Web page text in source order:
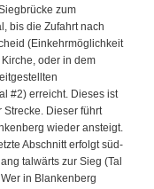
zum
bis die Zufahrt nach
(Einkehrmöglichkeit
Kirche, oder in dem
#2) erreicht. Dieses ist
Dieser führt
wieder ansteigt.
Abschnitt erfolgt süd-
talwärts zur Sieg (Tal
in Blankenberg